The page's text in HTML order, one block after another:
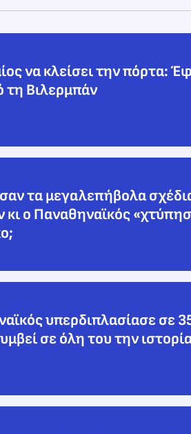
να κλείσει την πόρτα:
τη Βιλερμπάν
τα μεγαλεπήβολα
κι ο Παναθηναϊκός
υπερδιπλασίασε σε
σε όλη του την